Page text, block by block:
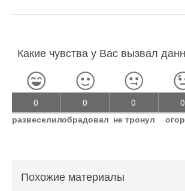
Какие чувства у Вас вызвал
0
развеселил
0
обрадовал
0
не тронул
0
Похожие материалы